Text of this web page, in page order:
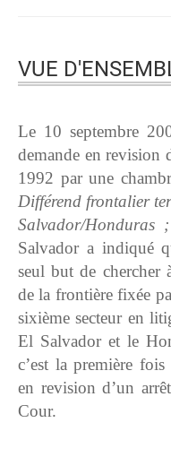
VUE
Le 10 septembre
demande en revision
1992 par une
Différend frontalier
Salvador/Honduras
Salvador a indiqué
seul but de chercher
de la frontière fixée
sixième secteur en
El Salvador et le
c’est la première fois
en revision d’un
Cour.